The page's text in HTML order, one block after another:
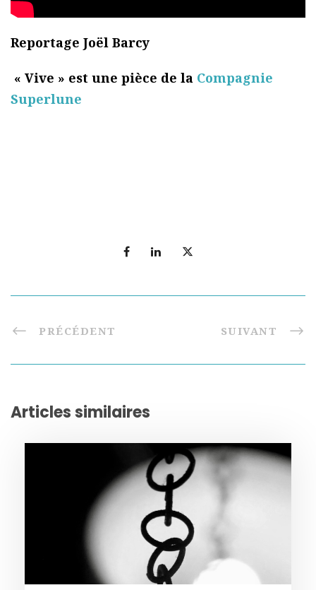
Reportage Joël Barcy
« Vive » est une pièce de la Compagnie
Superlune
PRÉCÉDENT SUIVANT
Articles similaires